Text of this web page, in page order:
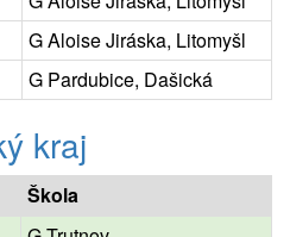
G Aloise Jiráska, Litomyšl
G Pardubice, Dašická
kraj
Škola